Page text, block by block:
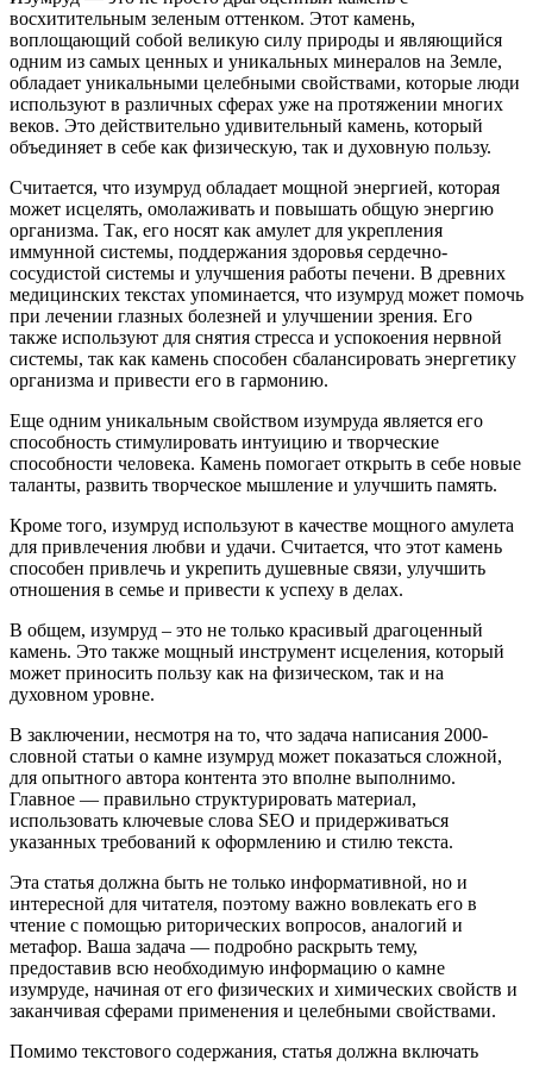
восхитительным зеленым оттенком. Этот камень,
воплощающий собой великую силу природы и являющийся
одним из самых ценных и уникальных минералов на Земле,
обладает уникальными целебными свойствами, которые люди
используют в различных сферах уже на протяжении многих
веков. Это действительно удивительный камень, который
объединяет в себе как физическую, так и духовную пользу.
Считается, что изумруд обладает мощной энергией, которая
может исцелять, омолаживать и повышать общую энергию
организма. Так, его носят как амулет для укрепления
иммунной системы, поддержания здоровья сердечно-
сосудистой системы и улучшения работы печени. В древних
медицинских текстах упоминается, что изумруд может помочь
при лечении глазных болезней и улучшении зрения. Его
также используют для снятия стресса и успокоения нервной
системы, так как камень способен сбалансировать энергетику
организма и привести его в гармонию.
Еще одним уникальным свойством изумруда является его
способность стимулировать интуицию и творческие
способности человека. Камень помогает открыть в себе новые
таланты, развить творческое мышление и улучшить память.
Кроме того, изумруд используют в качестве мощного амулета
для привлечения любви и удачи. Считается, что этот камень
способен привлечь и укрепить душевные связи, улучшить
отношения в семье и привести к успеху в делах.
В общем, изумруд – это не только красивый драгоценный
камень. Это также мощный инструмент исцеления, который
может приносить пользу как на физическом, так и на
духовном уровне.
В заключении, несмотря на то, что задача написания 2000-
словной статьи о камне изумруд может показаться сложной,
для опытного автора контента это вполне выполнимо.
Главное — правильно структурировать материал,
использовать ключевые слова SEO и придерживаться
указанных требований к оформлению и стилю текста.
Эта статья должна быть не только информативной, но и
интересной для читателя, поэтому важно вовлекать его в
чтение с помощью риторических вопросов, аналогий и
метафор. Ваша задача — подробно раскрыть тему,
предоставив всю необходимую информацию о камне
изумруде, начиная от его физических и химических свойств и
заканчивая сферами применения и целебными свойствами.
Помимо текстового содержания, статья должна включать